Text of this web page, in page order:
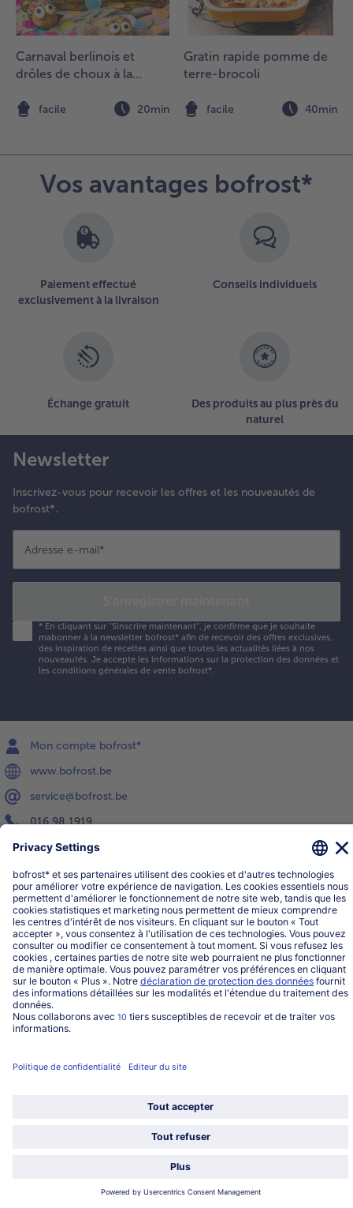
les
les
verres
boule
les
l’horreur
Carnaval berlinois et
drôles de choux à la
facile 20min
Gratin rapide pomme de
terre-brocoli
facile 40min
Vos avantages bofrost*
Paiement effectué
exclusivement à la livraison
Conseils individuels
Échange gratuit
Des produits au plus près du
naturel
Newsletter
Inscrivez-vous pour recevoir les offres et les nouveautés de
bofrost*.
Adresse e-mail*
* En cliquant sur "Sinscrire maintenant", je confirme que je souhaite
mabonner à la newsletter bofrost* afin de recevoir des offres exclusives,
des inspiration de recettes ainsi que toutes les actualités liées à nos
nouveautés. Je accepte les informations sur la protection des données et
les conditions générales de vente bofrost*.
Mon compte bofrost*
www.bofrost.be
service@bofrost.be
016 98 1919
Service
Qui sommes-nous?
Catégories
Sélectionner le pays / la langue